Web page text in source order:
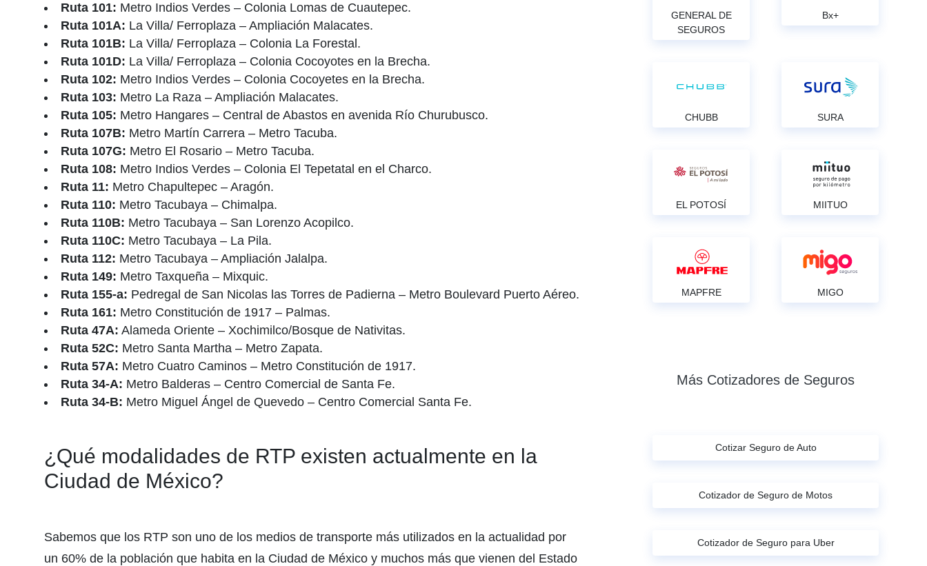
Ruta 101: Metro Indios Verdes – Colonia Lomas de Cuautepec.
Ruta 101A: La Villa/ Ferroplaza – Ampliación Malacates.
Ruta 101B: La Villa/ Ferroplaza – Colonia La Forestal.
Ruta 101D: La Villa/ Ferroplaza – Colonia Cocoyotes en la Brecha.
Ruta 102: Metro Indios Verdes – Colonia Cocoyetes en la Brecha.
Ruta 103: Metro La Raza – Ampliación Malacates.
Ruta 105: Metro Hangares – Central de Abastos en avenida Río Churubusco.
Ruta 107B: Metro Martín Carrera – Metro Tacuba.
Ruta 107G: Metro El Rosario – Metro Tacuba.
Ruta 108: Metro Indios Verdes – Colonia El Tepetatal en el Charco.
Ruta 11: Metro Chapultepec – Aragón.
Ruta 110: Metro Tacubaya – Chimalpa.
Ruta 110B: Metro Tacubaya – San Lorenzo Acopilco.
Ruta 110C: Metro Tacubaya – La Pila.
Ruta 112: Metro Tacubaya – Ampliación Jalalpa.
Ruta 149: Metro Taxqueña – Mixquic.
Ruta 155-a: Pedregal de San Nicolas las Torres de Padierna – Metro Boulevard Puerto Aéreo.
Ruta 161: Metro Constitución de 1917 – Palmas.
Ruta 47A: Alameda Oriente – Xochimilco/Bosque de Nativitas.
Ruta 52C: Metro Santa Martha – Metro Zapata.
Ruta 57A: Metro Cuatro Caminos – Metro Constitución de 1917.
Ruta 34-A: Metro Balderas – Centro Comercial de Santa Fe.
Ruta 34-B: Metro Miguel Ángel de Quevedo – Centro Comercial Santa Fe.
¿Qué modalidades de RTP existen actualmente en la
Ciudad de México?
Sabemos que los RTP son uno de los medios de transporte más utilizados en la actualidad por
un 60% de la población que habita en la Ciudad de México y muchos más que vienen del Estado
GENERAL DE
SEGUROS
Bx+
CHUBB SURA
EL POTOSÍ MIITUO
MAPFRE MIGO
Más Cotizadores de Seguros
Cotizar Seguro de Auto
Cotizador de Seguro de Motos
Cotizador de Seguro para Uber